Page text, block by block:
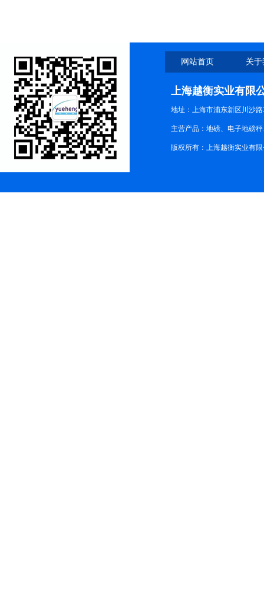
网站首页 关
上海越衡实业有限
地址：上海市浦东新区川沙路
主营产品：地磅、电子地磅
版权所有：上海越衡实业有